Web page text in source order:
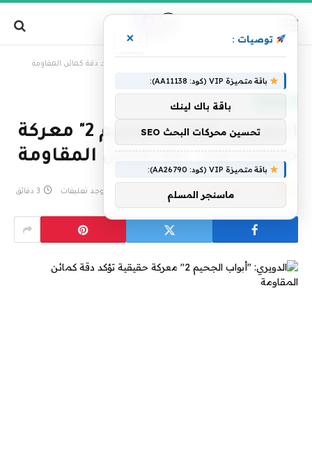
الدويري: "أبواب الجحيم 2" معركة
حقيقية تؤكد دقة كمائن المقاومة
فريق التحرير 10 مايو، 2025 لا توجد تعليقات 3 دقائق
توصيات : ×
باقة متميزة VIP (كود: AA11138):
باقة باك لينك
تحسين محركات البحث SEO
باقة متميزة VIP (كود: AA26790):
ماسنجر المسلم